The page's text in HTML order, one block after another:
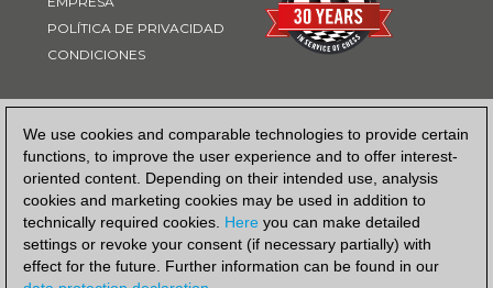
We use cookies and comparable technologies to provide certain
functions, to improve the user experience and to offer interest-
oriented content. Depending on their intended use, analysis
cookies and marketing cookies may be used in addition to
technically required cookies. Here you can make detailed
settings or revoke your consent (if necessary partially) with
effect for the future. Further information can be found in our
POLÍTICA DE PRIVACIDAD
CONDICIONES
FORMA DE PAGO